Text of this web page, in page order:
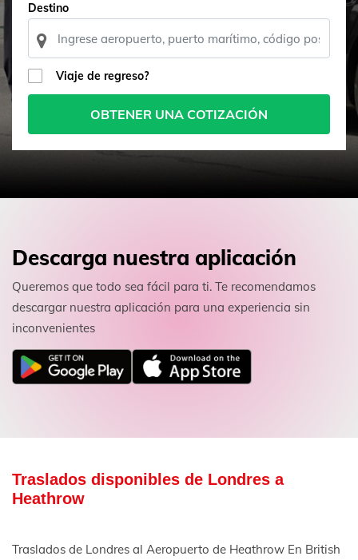
Destino
Viaje de regreso?
OBTENER UNA COTIZACIÓN
Descarga nuestra aplicación
Queremos que todo sea fácil para ti. Te recomendamos
descargar nuestra aplicación para una experiencia sin
inconvenientes
Traslados disponibles de Londres a
Heathrow
Traslados de Londres al Aeropuerto de Heathrow En British